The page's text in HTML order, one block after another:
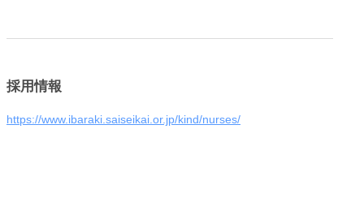
採用情報
https://www.ibaraki.saiseikai.or.jp/kind/nurses/